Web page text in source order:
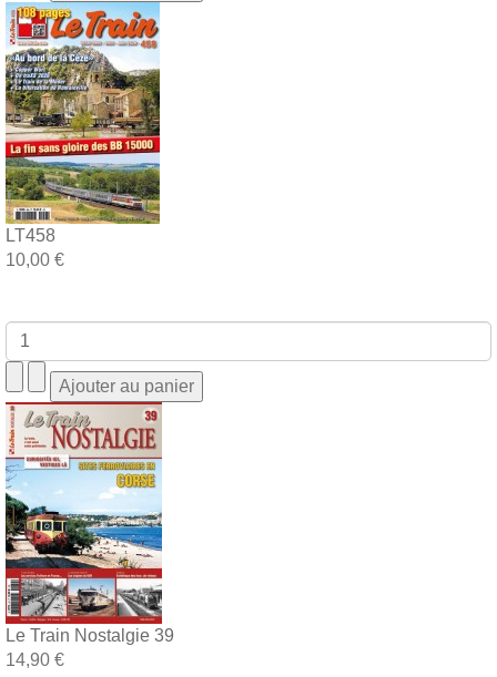
LT458
10,00 €
Le Train Nostalgie 39
14,90 €